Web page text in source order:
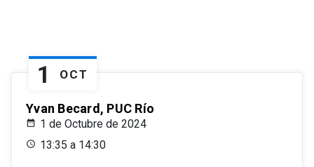
1 OCT
Yvan Becard, PUC Río
1 de Octubre de 2024
13:35 a 14:30